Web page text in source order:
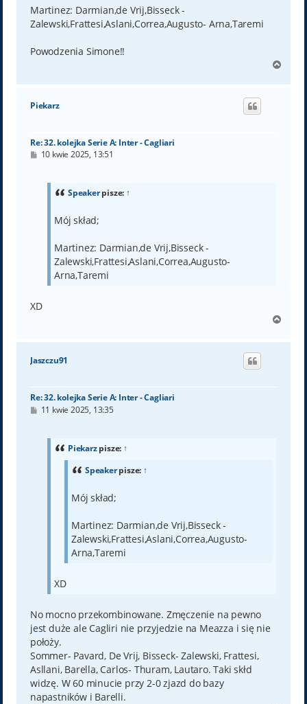
Martinez: Darmian,de Vrij,Bisseck -
Zalewski,Frattesi,Aslani,Correa,Augusto- Arna,Taremi
Powodzenia Simone!!
g
Piekarz
Re: 32. kolejka Serie A: Inter - Cagliari
P10 kwie 2025, 13:51
Speakerpisze: ↑
Mój skład;
Martinez: Darmian,de Vrij,Bisseck -
Zalewski,Frattesi,Aslani,Correa,Augusto-
Arna,Taremi
XD
g
Jaszczu91
Re: 32. kolejka Serie A: Inter - Cagliari
P11 kwie 2025, 13:35
Piekarzpisze: ↑
Speakerpisze: ↑
Mój skład;
Martinez: Darmian,de Vrij,Bisseck -
Zalewski,Frattesi,Aslani,Correa,Augusto-
Arna,Taremi
XD
No mocno przekombinowane. Zmęczenie na pewno
jest duże ale Cagliri nie przyjedzie na Meazza i się nie
położy.
Sommer- Pavard, De Vrij, Bisseck- Zalewski, Frattesi,
Asllani, Barella, Carlos- Thuram, Lautaro. Taki skłd
widzę. W 60 minucie przy 2-0 zjazd do bazy
napastników i Barelli.